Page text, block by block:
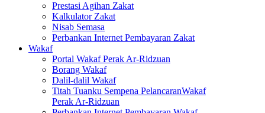
Prestasi Agihan Zakat
Kalkulator Zakat
Nisab Semasa
Perbankan Internet Pembayaran Zakat
Wakaf
Portal Wakaf Perak Ar-Ridzuan
Borang Wakaf
Dalil-dalil Wakaf
Titah Tuanku Sempena PelancaranWakaf
Perak Ar-Ridzuan